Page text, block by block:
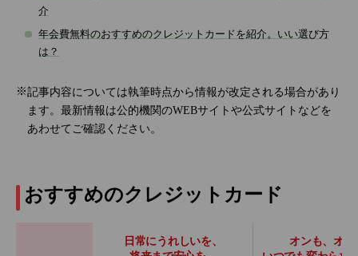
介
年会費無料のおすすめのクレジットカードを紹介。いい選び方
は？
記事内容については執筆時点から情報が改定される場合があり
ます。最新情報は公的機関のWEBサイトや公式サイトなどを
あわせてご確認ください。
おすすめのクレジットカード
日常にうれしいを、
オンも、オフ